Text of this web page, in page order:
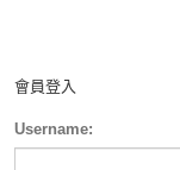
會員登入
Username: